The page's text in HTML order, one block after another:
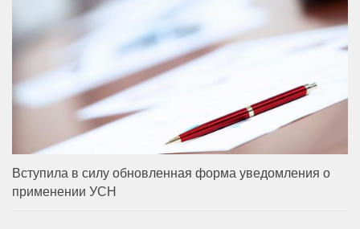
Вступила в силу обновленная форма уведомления о
применении УСН